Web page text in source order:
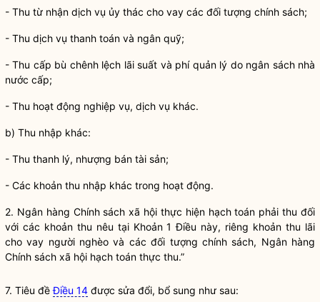
- Thu từ nhận dịch vụ ủy thác cho vay các đối tượng chính sách;
- Thu dịch vụ thanh toán và ngân quỹ;
- Thu cấp bù chênh lệch lãisuất và phí quản lý do ngân sách nhà
nước cấp;
- Thu hoạt động nghiệp vụ, dịch vụ khác.
b) Thu nhập khác:
- Thu thanh lý, nhượng bán tài sản;
- Các khoản thu nhập khác trong hoạt động.
2. Ngân hàng Chính sách xã hội thực hiện hạch toán phải thu đối
với các khoản thu nêu tại Khoản 1 Điều này, riêng khoản thu lãi
cho vay người nghèo và các đối tượng chính sách, Ngân hàng
Chính sách xã hội hạch toán thực thu.”
7. Tiêu đề Điều 14 được sửa đổi, bổ sung như sau: